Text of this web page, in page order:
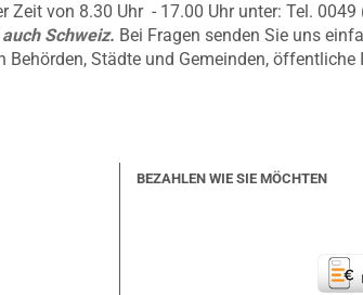
Zeit von 8.30 Uhr - 17.00 Uhr unter: Tel.
Schweiz. Bei Fragen senden Sie uns
Behörden, Städte und Gemeinden,
BEZAHLEN WIE SIE MÖCHTEN